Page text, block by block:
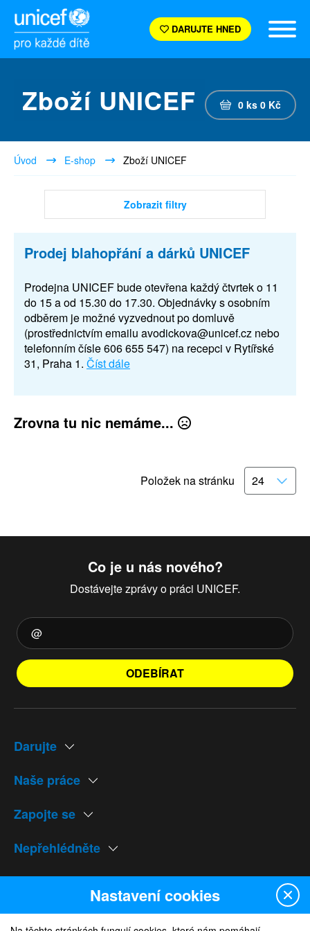
DARUJTE HNED
Zboží UNICEF 0 ks 0 Kč
Úvod E-shop Zboží UNICEF
Zobrazit filtry
Prodej blahopřání a dárků UNICEF
Prodejna UNICEF bude otevřena každý čtvrtek o 11
do 15 a od 15.30 do 17.30. Objednávky s osobním
odběrem je možné vyzvednout po domluvě
(prostřednictvím emailu avodickova@unicef.cz nebo
telefonním čísle 606 655 547) na recepci v Rytířské
31, Praha 1. Číst dále
Zrovna tu nic nemáme...
Položek na stránku
Co je u nás nového?
Dostávejte zprávy o práci UNICEF.
ODEBÍRAT
Darujte
Naše práce
Zapojte se
Nepřehlédněte
Naše weby
Nastavení cookies